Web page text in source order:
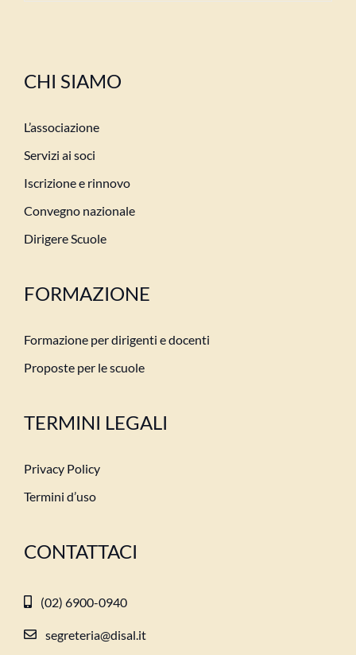
CHI SIAMO
L’associazione
Servizi ai soci
Iscrizione e rinnovo
Convegno nazionale
Dirigere Scuole
FORMAZIONE
Formazione per dirigenti e docenti
Proposte per le scuole
TERMINI LEGALI
Privacy Policy
Termini d’uso
CONTATTACI
(02) 6900-0940
segreteria@disal.it